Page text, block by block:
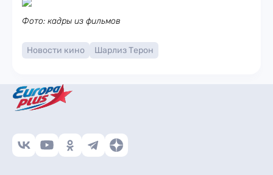
Фото: кадры из фильмов
Новости кино Шарлиз Терон